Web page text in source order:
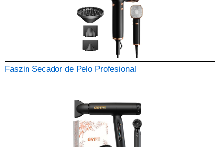
Faszin Secador de Pelo Profesional